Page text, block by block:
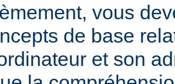
vous
de base
et son